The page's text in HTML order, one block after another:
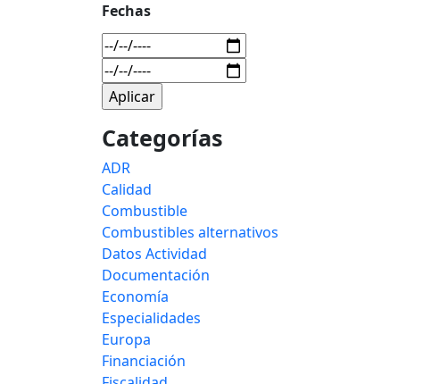
Fechas
Categorías
ADR
Calidad
Combustible
Combustibles alternativos
Datos Actividad
Documentación
Economía
Especialidades
Europa
Financiación